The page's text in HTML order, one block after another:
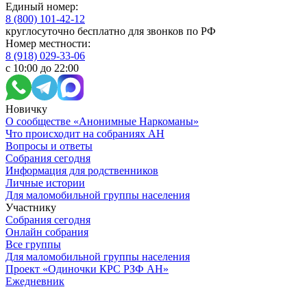
Единый номер:
8 (800) 101-42-12
круглосуточно бесплатно для звонков по РФ
Номер местности:
8 (918) 029-33-06
с 10:00 до 22:00
Новичку
О сообществе «Анонимные Наркоманы»
Что происходит на собраниях АН
Вопросы и ответы
Собрания сегодня
Информация для родственников
Личные истории
Для маломобильной группы населения
Участнику
Собрания сегодня
Онлайн собрания
Все группы
Для маломобильной группы населения
Проект «Одиночки КРС РЗФ АН»
Ежедневник